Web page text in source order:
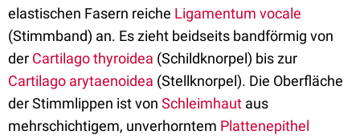
elastischen Fasern reiche Ligamentum vocale
(Stimmband) an. Es zieht beidseits bandförmig von
der Cartilago thyroidea (Schildknorpel) bis zur
Cartilago arytaenoidea (Stellknorpel). Die Oberfläche
der Stimmlippen ist von Schleimhaut aus
mehrschichtigem, unverhorntem Plattenepithel